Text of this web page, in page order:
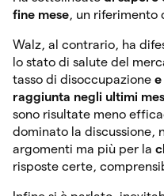
fine mese, un riferimento
Walz, al contrario, ha
lo stato di salute del
tasso di disoccupazione e
raggiunta negli ultimi
sono risultate meno
dominato la discussione,
argomenti ma più per la
risposte certe,